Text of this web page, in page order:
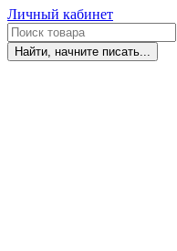
Личный кабинет
Найти, начните писать...